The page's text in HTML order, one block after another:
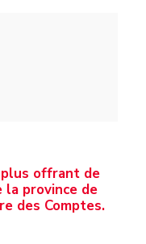
offrant de
la province de
des Comptes.